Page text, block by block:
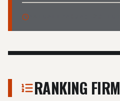
RANKING FIRM